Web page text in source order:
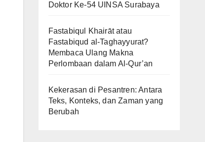
Doktor Ke-54 UINSA Surabaya
Fastabiqul Khairāt atau
Fastabiqud al-Taghayyurat?
Membaca Ulang Makna
Perlombaan dalam Al-Qur’an
Kekerasan di Pesantren: Antara
Teks, Konteks, dan Zaman yang
Berubah